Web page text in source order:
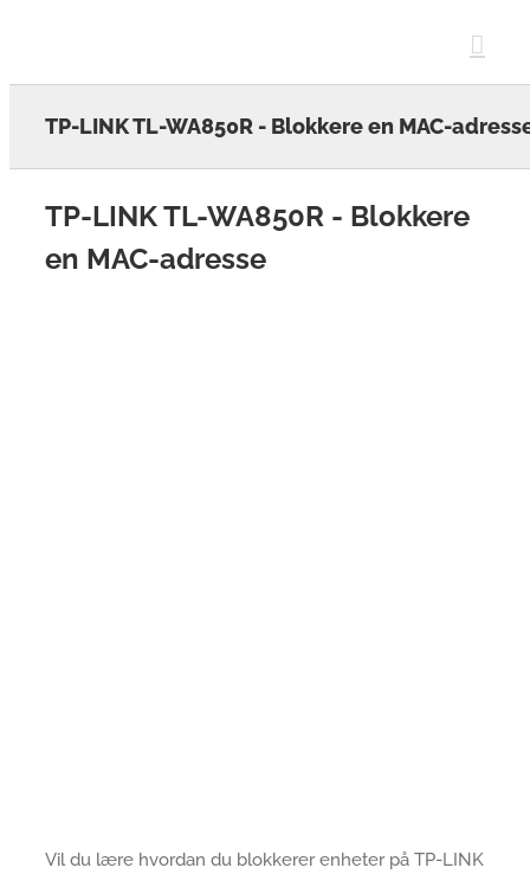
TP-LINK TL-WA850R - Blokkere en MAC-
TP-LINK TL-WA850R - Blokkere
en MAC-adresse
Vil du lære hvordan du blokkerer enheter på TP-LINK